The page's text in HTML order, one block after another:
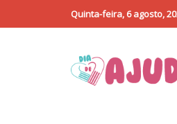
Quinta-feira, 6 agosto,